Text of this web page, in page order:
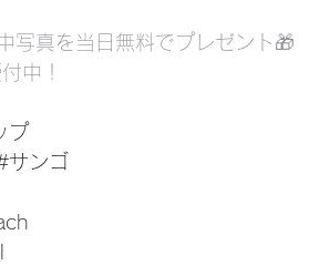
写真を当日無料でプレゼント🎁
中！
プ
サンゴ